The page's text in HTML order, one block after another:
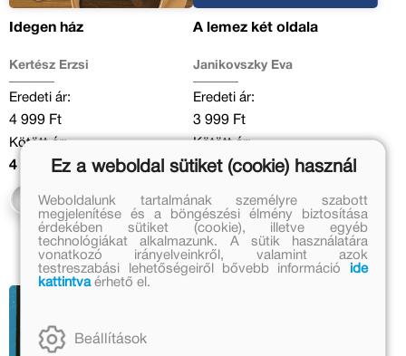
Idegen ház
Kertész Erzsi
Eredeti ár:
4 999 Ft
Kötött ár:
4 499 Ft
Kosárba
A lemez két oldala
Janikovszky Éva
Eredeti ár:
3 999 Ft
Kötött ár:
3 599 Ft
Kosárba
Ez a weboldal sütiket (cookie) használ
Weboldalunk tartalmának személyre szabott
megjelenítése és a böngészési élmény biztosítása
érdekében sütiket (cookie), illetve egyéb
technológiákat alkalmazunk. A sütik használatára
vonatkozó irányelveinkről, valamint azok
testreszabási lehetőségeiről bővebb információ
ide
kattintvaérhető el.
Beállítások